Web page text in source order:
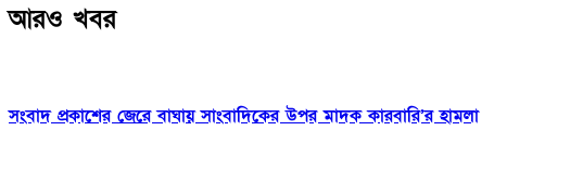
আরও খবর
সংবাদ প্রকাশের জেরে বাঘায় সাংবাদিকের উপর মাদক কারবারি’র হামলা